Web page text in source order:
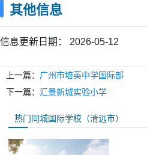
其他信息
信息更新日期： 2026-05-12
上一篇： 广州市培英中学国际部
下一篇： 汇景新城实验小学
热门同城国际学校（清远市）